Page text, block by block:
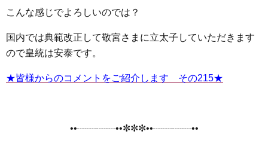
こんな感じでよろしいのでは？
国内では典範改正して敬宮さまに立太子していただきます
ので皇統は安泰です。
★皆様からのコメントをご紹介します その215★
••┈┈┈┈••✼✼✼••┈┈┈┈••